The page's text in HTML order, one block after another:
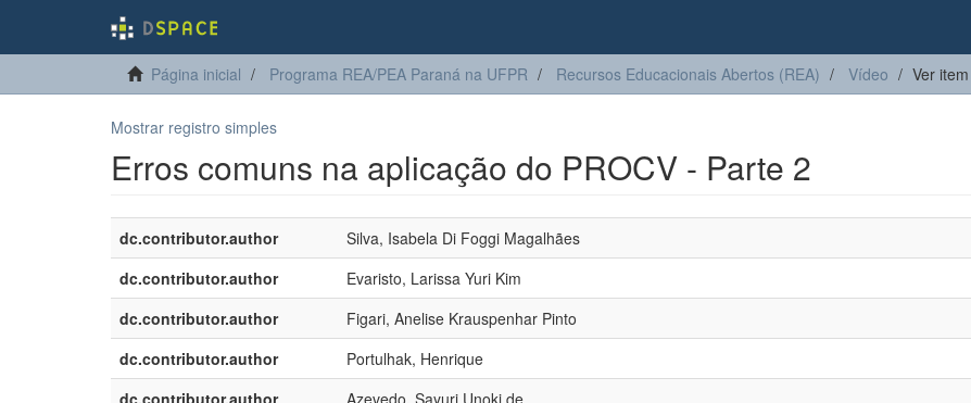
Página inicial Programa REA/PEA Paraná na UFPR Recursos Educacionais Abertos (REA) Vídeo Ver item
Mostrar registro simples
Erros comuns na aplicação do PROCV - Parte 2
dc.contributor.author
Silva, Isabela Di Foggi Magalhães
dc.contributor.author
Evaristo, Larissa Yuri Kim
dc.contributor.author
Figari, Anelise Krauspenhar Pinto
dc.contributor.author
Portulhak, Henrique
dc.contributor.author
Azevedo, Sayuri Unoki de